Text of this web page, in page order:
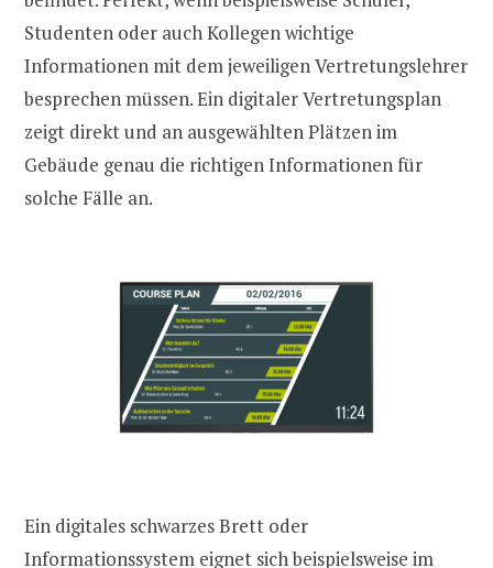
Studenten oder auch Kollegen wichtige
Informationen mit dem jeweiligen Vertretungslehrer
besprechen müssen. Ein digitaler Vertretungsplan
zeigt direkt und an ausgewählten Plätzen im
Gebäude genau die richtigen Informationen für
solche Fälle an.
Ein digitales schwarzes Brett oder
Informationssystem eignet sich beispielsweise im